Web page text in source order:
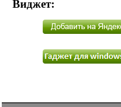
Виджет: